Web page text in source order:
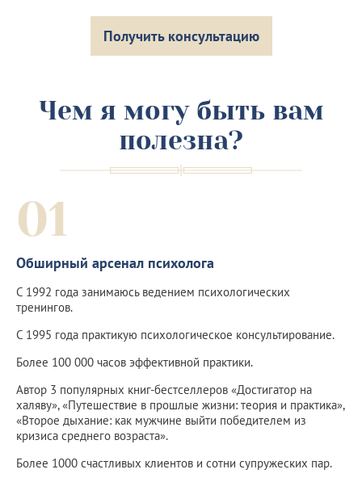
Получить консультацию
Чем я могу быть вам
полезна?
01
Обширный арсенал психолога
С 1992 года занимаюсь ведением психологических
тренингов.
С 1995 года практикую психологическое консультирование.
Более 100 000 часов эффективной практики.
Автор 3 популярных книг-бестселлеров «Достигатор на
халяву», «Путешествие в прошлые жизни: теория и практика»,
«Второе дыхание: как мужчине выйти победителем из
кризиса среднего возраста».
Более 1000 счастливых клиентов и сотни супружеских пар.